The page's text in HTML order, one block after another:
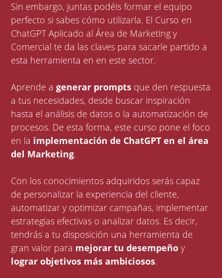
Sin embargo, juntas podéis formar el equipo
perfecto si sabes cómo utilizarla. El Curso en
ChatGPT Aplicado al Área de Marketing y
Comercial te da las claves para sacarle partido a
esta herramienta en en este sector.
Aprende agenerar prompts que den respuesta
a tus necesidades, desde buscar inspiración
hasta el análisis de datos o la automatización de
procesos. De esta forma, este curso pone el foco
en la implementación de ChatGPT en el área
del Marketing.
Con los conocimientos adquiridos serás capaz
de personalizar la experiencia del cliente,
automatizar y optimizar campañas, implementar
estrategias efectivas o analizar datos. Es decir,
tendrás a tu disposición una herramienta de
gran valor para mejorar tu desempeño y
lograr objetivos más ambiciosos.